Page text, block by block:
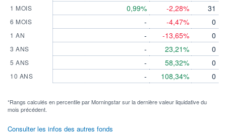
1 MOIS
6 MOIS
1 AN
3 ANS
5 ANS
10 ANS
0,99%
-
-
-
-
-
-2,28%
-4,47%
-13,65%
23,21%
58,32%
108,34%
31
0
0
0
0
0
*Rangs calculés en percentile par Morningstar sur la dernière valeur liquidative du
mois précédent.
Consulter les infos des autres fonds